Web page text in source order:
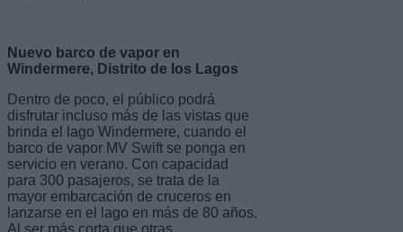
Nuevo barco de vapor en
Windermere, Distrito de los Lagos
Dentro de poco, el público podrá
disfrutar incluso más de las vistas que
brinda el lago Windermere, cuando el
barco de vapor MV Swift se ponga en
servicio en verano. Con capacidad
para 300 pasajeros, se trata de la
mayor embarcación de cruceros en
lanzarse en el lago en más de 80 años.
Al ser más corta que otras